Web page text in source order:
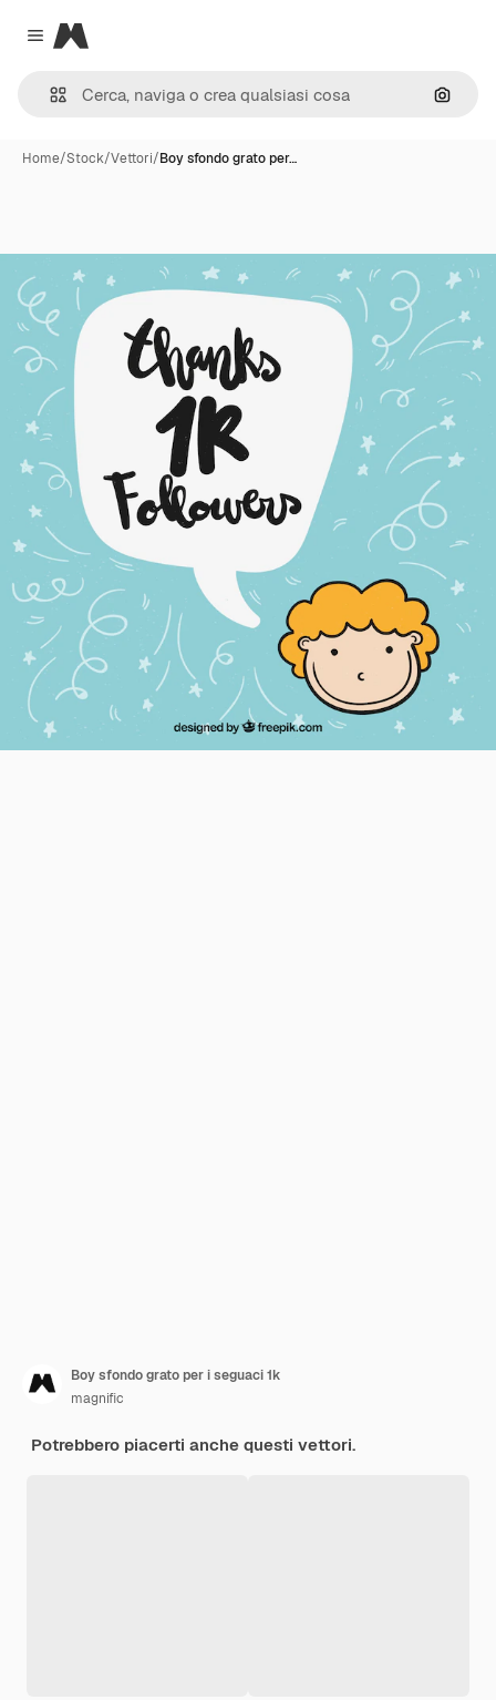
Close menu
Magnific
Cerca
Home/Stock/Vettori/Boy sfondo grato per…
Boy sfondo grato per i seguaci 1k
magnific
Potrebbero piacerti anche questi vettori.